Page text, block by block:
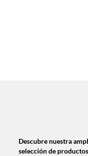
Descubre nuestra
selección de